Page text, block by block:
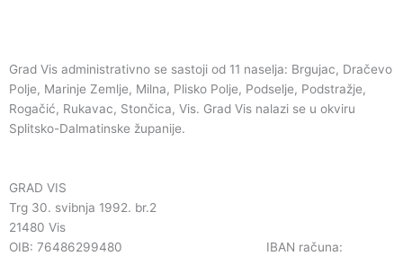
Grad Vis administrativno se sastoji od 11 naselja: Brgujac, Dračevo
Polje, Marinje Zemlje, Milna, Plisko Polje, Podselje, Podstražje,
Rogačić, Rukavac, Stončica, Vis. Grad Vis nalazi se u okviru
Splitsko-Dalmatinske županije.
GRAD VIS
Trg 30. svibnja 1992. br.2
21480 Vis
OIB: 76486299480 IBAN računa: